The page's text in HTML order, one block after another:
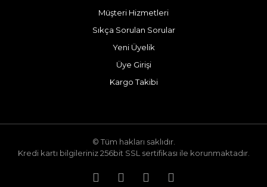
Müşteri Hizmetleri
Sıkça Sorulan Sorular
Yeni Üyelik
Üye Girişi
Kargo Takibi
© Tüm hakları saklıdır.
Kredi kartı bilgileriniz 256bit SSL sertifikası ile korunmaktadır.